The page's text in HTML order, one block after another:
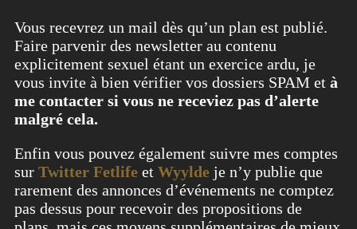
Vous recevrez un mail dès qu’un plan est publié.
Faire parvenir des newsletter au contenu
explicitement sexuel étant un exercice ardu, je
vous invite à bien vérifier vos dossiers SPAM et à
me contacter si vous ne receviez pas d’alerte
malgré cela.
Enfin vous pouvez également suivre mes comptes
sur Twitter Fetlife et Wyylde je n’y publie que
rarement des annonces d’événements ne comptez
pas dessus pour recevoir des propositions de